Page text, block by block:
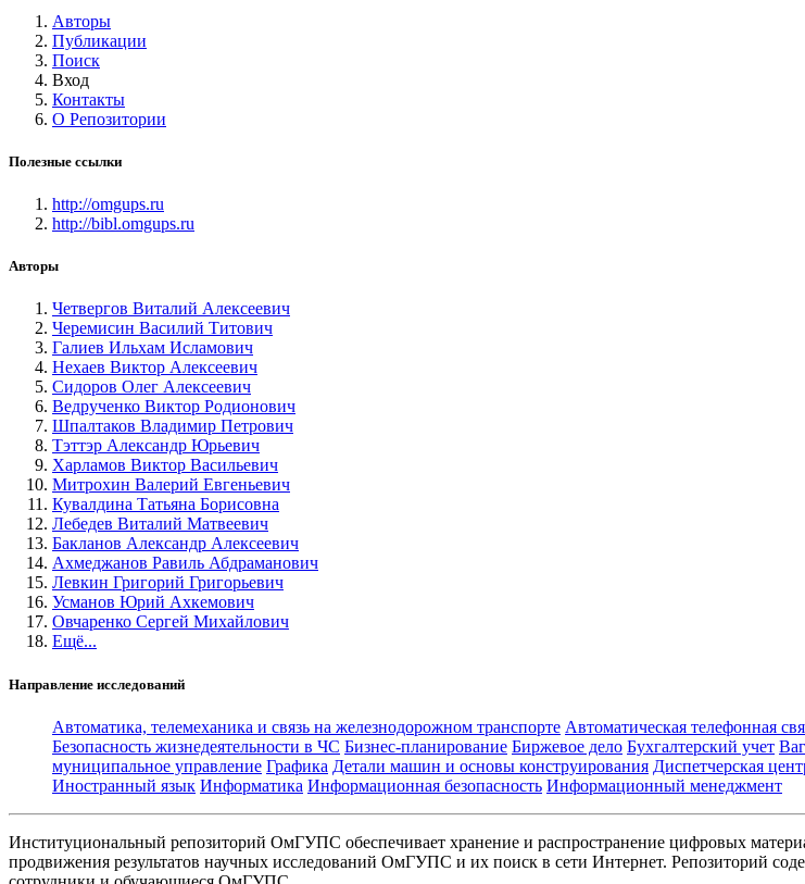
Авторы
Публикации
Поиск
Вход
Контакты
О Репозитории
Полезные ссылки
http://omgups.ru
http://bibl.omgups.ru
Авторы
Четвергов Виталий Алексеевич
Черемисин Василий Титович
Галиев Ильхам Исламович
Нехаев Виктор Алексеевич
Сидоров Олег Алексеевич
Ведрученко Виктор Родионович
Шпалтаков Владимир Петрович
Тэттэр Александр Юрьевич
Харламов Виктор Васильевич
Митрохин Валерий Евгеньевич
Кувалдина Татьяна Борисовна
Лебедев Виталий Матвеевич
Бакланов Александр Алексеевич
Ахмеджанов Равиль Абдраманович
Левкин Григорий Григорьевич
Усманов Юрий Ахкемович
Овчаренко Сергей Михайлович
Ещё...
Направление исследований
Автоматика, телемеханика и связь на железнодорожном транспорте Автоматическая телефонная
Безопасность жизнедеятельности в ЧС Бизнес-планирование Биржевое дело Бухгалтерский учет
муниципальное управление Графика Детали машин и основы конструирования Диспетчерская
Иностранный язык Информатика Информационная безопасность Информационный менеджмент
Институциональный репозиторий ОмГУПС обеспечивает хранение и распространение цифровых
продвижения результатов научных исследований ОмГУПС и их поиск в сети Интернет. Репозиторий